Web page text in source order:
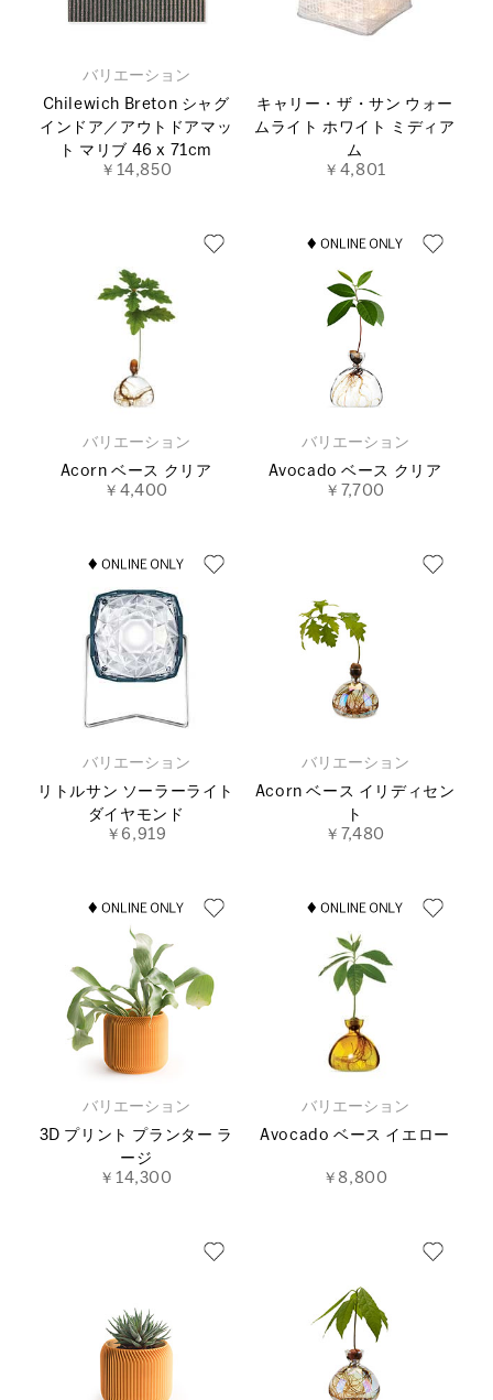
バリエーション
Chilewich Breton シャグ
インドア／アウトドアマッ
ト マリブ 46 x 71cm
￥14,850
キャリー・ザ・サン ウォー
ムライト ホワイト ミディア
ム
￥4,801
バリエーション
Acorn ベース クリア
￥4,400
バリエーション
Avocado ベース クリア
￥7,700
バリエーション
リトルサン ソーラーライト
ダイヤモンド
￥6,919
バリエーション
Acorn ベース イリディセン
ト
￥7,480
バリエーション
3D プリント プランター ラ
ージ
￥14,300
バリエーション
Avocado ベース イエロー
￥8,800